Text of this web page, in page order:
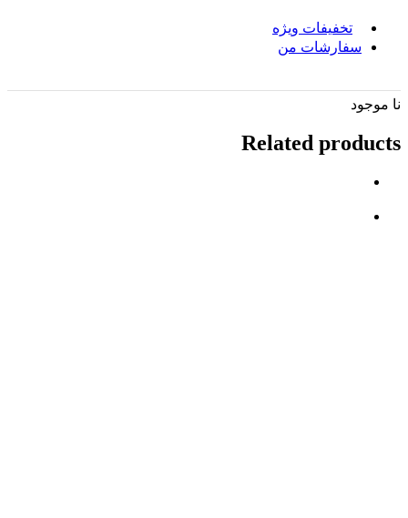
تخفیفات ویژه
سفارشات من
نا موجود
Related products